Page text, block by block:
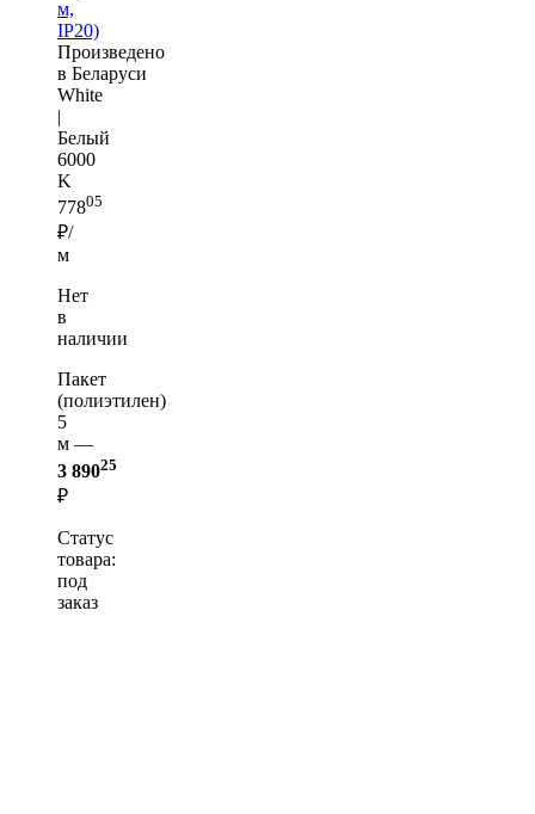
м,
IP20)
Произведено
в Беларуси
White
|
Белый
6000
K
77805
₽/
м
Нет
в
наличии
Пакет
(полиэтилен)
5
м —
3 89025
₽
Статус
товара:
под
заказ